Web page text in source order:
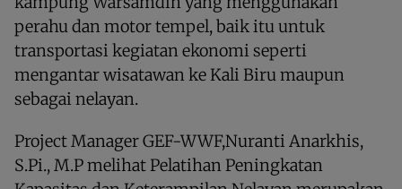
perahu dan motor tempel, baik itu untuk
transportasi kegiatan ekonomi seperti
mengantar wisatawan ke Kali Biru maupun
sebagai nelayan.
Project Manager GEF-WWF,Nuranti Anarkhis,
S.Pi., M.P melihat Pelatihan Peningkatan